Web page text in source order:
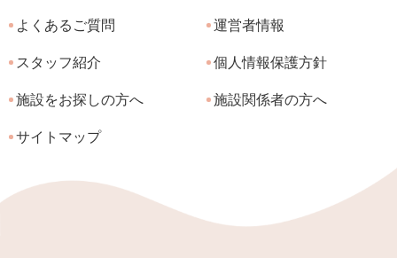
よくあるご質問 運営者情報
スタッフ紹介 個人情報保護方針
施設をお探しの方へ 施設関係者の方へ
サイトマップ